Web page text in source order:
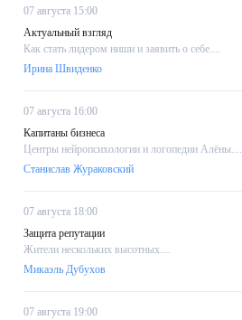
07 августа 15:00
Актуальный взгляд
Как стать лидером ниши и заявить о себе....
Ирина Швиденко
07 августа 16:00
Капитаны бизнеса
Центры нейропсихологии и логопедии Алёны....
Станислав Жураковский
07 августа 18:00
Защита репутации
Жители нескольких высотных....
Микаэль Дубухов
07 августа 19:00